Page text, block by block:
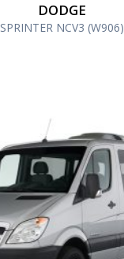
DODGE
SPRINTER NCV3 (W906)